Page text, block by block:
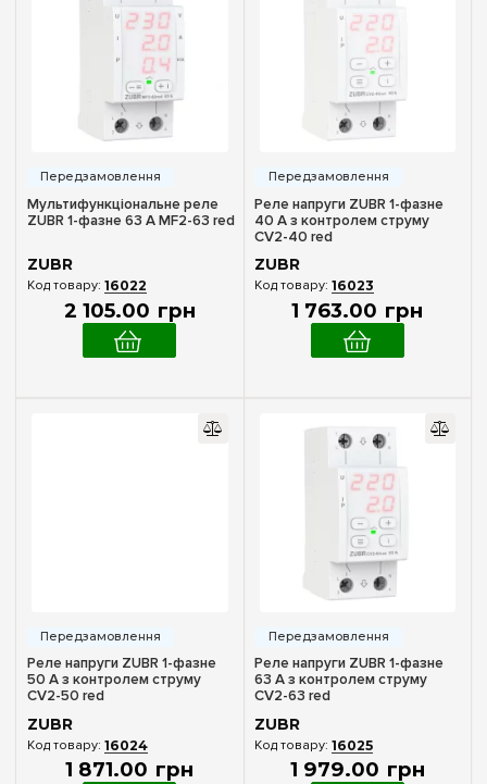
Мультифункціональне реле
ZUBR 1-фазне 63 А MF2-63 red
ZUBR
16022
2 105.00 грн
Реле напруги ZUBR 1-фазне
40 А з контролем струму
CV2-40 red
ZUBR
16023
1 763.00 грн
Реле напруги ZUBR 1-фазне
50 А з контролем струму
CV2-50 red
ZUBR
16024
1 871.00 грн
Реле напруги ZUBR 1-фазне
63 А з контролем струму
CV2-63 red
ZUBR
16025
1 979.00 грн